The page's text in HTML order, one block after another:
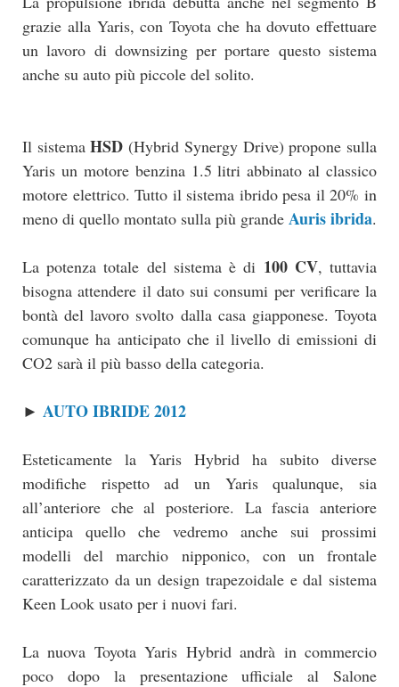
grazie alla Yaris, con Toyota che ha dovuto effettuare
un lavoro di downsizing per portare questo sistema
anche su auto più piccole del solito.
Il sistemaHSD (Hybrid Synergy Drive) propone sulla
Yaris un motore benzina 1.5 litri abbinato al classico
motore elettrico. Tutto il sistema ibrido pesa il 20% in
meno di quello montato sulla più grande Auris ibrida.
La potenza totale del sistema è di 100 CV, tuttavia
bisogna attendere il dato sui consumi per verificare la
bontà del lavoro svolto dalla casa giapponese. Toyota
comunque ha anticipato che il livello di emissioni di
CO2 sarà il più basso della categoria.
► AUTO IBRIDE 2012
Esteticamente la Yaris Hybrid ha subito diverse
modifiche rispetto ad un Yaris qualunque, sia
all’anteriore che al posteriore. La fascia anteriore
anticipa quello che vedremo anche sui prossimi
modelli del marchio nipponico, con un frontale
caratterizzato da un design trapezoidale e dal sistema
Keen Look usato per i nuovi fari.
La nuova Toyota Yaris Hybrid andrà in commercio
poco dopo la presentazione ufficiale al Salone